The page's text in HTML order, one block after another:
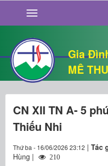
Gia
MÊ
GIỚI THIỆU
TIN TỨC
SỐNG ĐẠO
CHUYỆN NHÀ
QUÁN VĂN
THƯ GIÃN
CN XII TN A- 5
Thiếu Nhi
Thứ ba - 16/06/2026 23:12 | Tác
Hùng |
210